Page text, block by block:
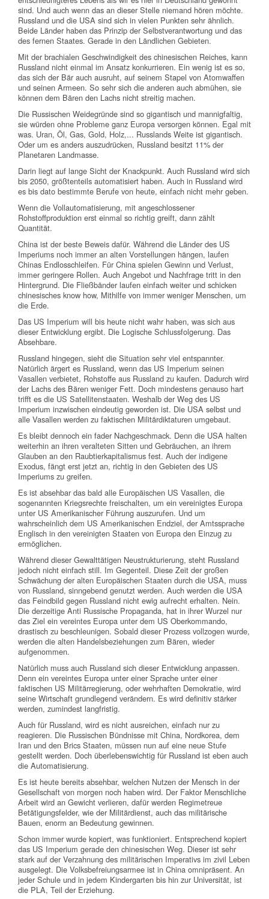
sind. Und auch wenn das an dieser Stelle niemand hören möchte.
Russland und die USA sind sich in vielen Punkten sehr ähnlich.
Beide Länder haben das Prinzip der Selbstverantwortung und das
des fernen Staates. Gerade in den Ländlichen Gebieten.
Mit der brachialen Geschwindigkeit des chinesischen Reiches, kann
Russland nicht einmal im Ansatz konkurrieren. Ein wenig ist es so,
das sich der Bär auch ausruht, auf seinem Stapel von Atomwaffen
und seinen Armeen. So sehr sich die anderen auch abmühen, sie
können dem Bären den Lachs nicht streitig machen.
Die Russischen Weidegründe sind so gigantisch und mannigfaltig,
sie würden ohne Probleme ganz Europa versorgen können. Egal mit
was. Uran, Öl, Gas, Gold, Holz,... Russlands Weite ist gigantisch.
Oder um es anders auszudrücken, Russland besitzt 11% der
Planetaren Landmasse.
Darin liegt auf lange Sicht der Knackpunkt. Auch Russland wird sich
bis 2050, größtenteils automatisiert haben. Auch in Russland wird
es bis dato bestimmte Berufe von heute, einfach nicht mehr geben.
Wenn die Vollautomatisierung, mit angeschlossener
Rohstoffproduktion erst einmal so richtig greift, dann zählt
Quantität.
China ist der beste Beweis dafür. Während die Länder des US
Imperiums noch immer an alten Vorstellungen hängen, laufen
Chinas Endlosschleifen. Für China spielen Gewinn und Verlust,
immer geringere Rollen. Auch Angebot und Nachfrage tritt in den
Hintergrund. Die Fließbänder laufen einfach weiter und schicken
chinesisches know how, Mithilfe von immer weniger Menschen, um
die Erde.
Das US Imperium will bis heute nicht wahr haben, was sich aus
dieser Entwicklung ergibt. Die Logische Schlussfolgerung. Das
Absehbare.
Russland hingegen, sieht die Situation sehr viel entspannter.
Natürlich ärgert es Russland, wenn das US Imperium seinen
Vasallen verbietet, Rohstoffe aus Russland zu kaufen. Dadurch wird
der Lachs des Bären weniger Fett. Doch mindestens genauso hart
trifft es die US Satellitenstaaten. Weshalb der Weg des US
Imperium inzwischen eindeutig geworden ist. Die USA selbst und
alle Vasallen werden zu faktischen Militärdiktaturen umgebaut.
Es bleibt dennoch ein fader Nachgeschmack. Denn die USA halten
weiterhin an ihren veralteten Sitten und Gebräuchen, an ihrem
Glauben an den Raubtierkapitalismus fest. Auch der indigene
Exodus, fängt erst jetzt an, richtig in den Gebieten des US
Imperiums zu greifen.
Es ist absehbar das bald alle Europäischen US Vasallen, die
sogenannten Kriegsrechte freischalten, um ein vereinigtes Europa
unter US Amerikanischer Führung auszurufen. Und um
wahrscheinlich dem US Amerikanischen Endziel, der Amtssprache
Englisch in den vereinigten Staaten von Europa den Einzug zu
ermöglichen.
Während dieser Gewalttätigen Neustrukturierung, steht Russland
jedoch nicht einfach still. Im Gegenteil. Diese Zeit der großen
Schwächung der alten Europäischen Staaten durch die USA, muss
von Russland, sinngebend genutzt werden. Auch werden die USA
das Feindbild gegen Russland nicht ewig aufrecht erhalten. Nein.
Die derzeitige Anti Russische Propaganda, hat in ihrer Wurzel nur
das Ziel ein vereintes Europa unter dem US Oberkommando,
drastisch zu beschleunigen. Sobald dieser Prozess vollzogen wurde,
werden die alten Handelsbeziehungen zum Bären, wieder
aufgenommen.
Natürlich muss auch Russland sich dieser Entwicklung anpassen.
Denn ein vereintes Europa unter einer Sprache unter einer
faktischen US Militärregierung, oder wehrhaften Demokratie, wird
seine Wirtschaft grundlegend verändern. Es wird definitiv stärker
werden, zumindest langfristig.
Auch für Russland, wird es nicht ausreichen, einfach nur zu
reagieren. Die Russischen Bündnisse mit China, Nordkorea, dem
Iran und den Brics Staaten, müssen nun auf eine neue Stufe
gestellt werden. Doch überlebenswichtig für Russland ist eben auch
die Automatisierung.
Es ist heute bereits absehbar, welchen Nutzen der Mensch in der
Gesellschaft von morgen noch haben wird. Der Faktor Menschliche
Arbeit wird an Gewicht verlieren, dafür werden Regimetreue
Betätigungsfelder, wie der Militärdienst, auch das militärische
Bauen, enorm an Bedeutung gewinnen.
Schon immer wurde kopiert, was funktioniert. Entsprechend kopiert
das US Imperium gerade den chinesischen Weg. Dieser ist sehr
stark auf der Verzahnung des militärischen Imperativs im zivil Leben
ausgelegt. Die Volksbefreiungsarmee ist in China omnipräsent. An
jeder Schule und in jedem Kindergarten bis hin zur Universität, ist
die PLA, Teil der Erziehung.